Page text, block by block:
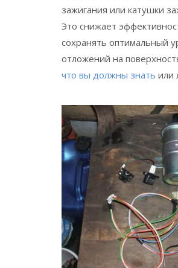
зажигания или катушки
Это снижает
сохранять оптимальный
отложений на
что вы должны знать или